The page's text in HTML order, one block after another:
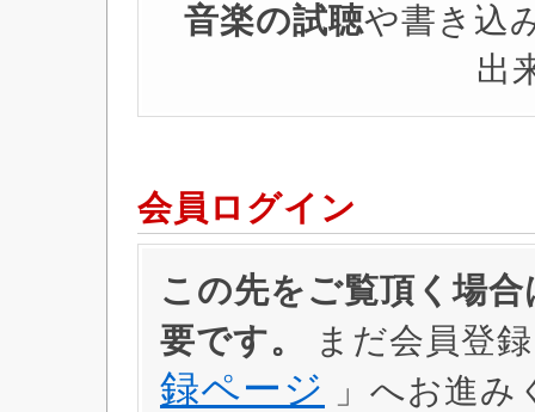
音楽の試聴や書き込
出
会員ログイン
この先をご覧頂く場
要です。
まだ会員登
録ページ
」へお進